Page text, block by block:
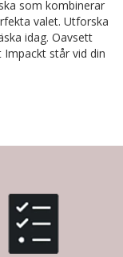
som kombinerar
valet. Utforska
idag. Oavsett
står vid din